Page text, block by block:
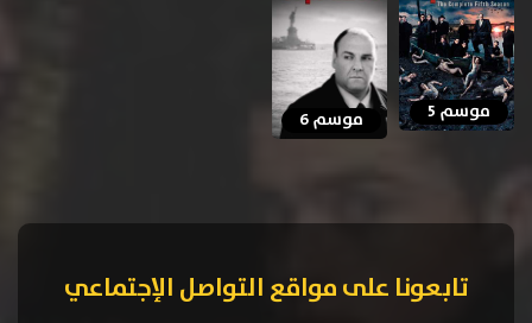
موسم 5 موسم 6
تابعونا على مواقع التواصل الإجتماعي